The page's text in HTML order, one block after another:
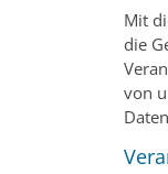
Mit
die
von